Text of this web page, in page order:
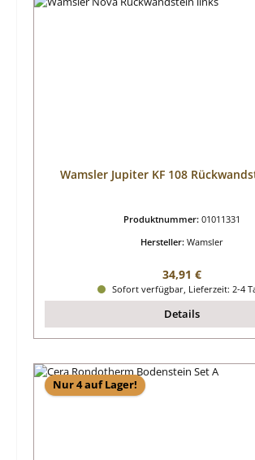
Wamsler Jupiter KF 108
Produktnummer: 01011331
Hersteller: Wamsler
Regulärer Preis:
34,91 €
Sofort verfügbar, Lieferzeit: 2-4
Details
Nur 4 auf Lager!